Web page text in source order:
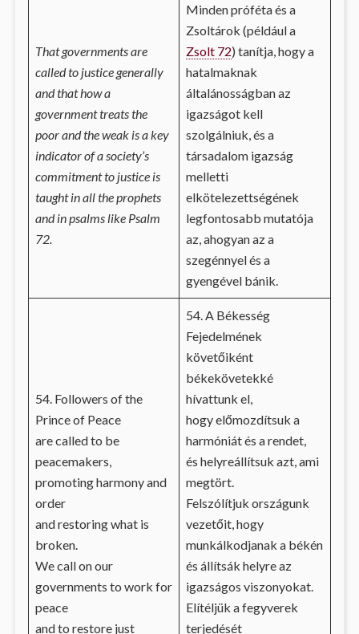
That governments are
called to justice generally
and that how a
government treats the
poor and the weak is a key
indicator of a society’s
commitment to justice is
taught in all the prophets
and in psalms like Psalm
72.
Minden próféta és a
Zsoltárok (például a
Zsolt 72) tanítja, hogy a
hatalmaknak
általánosságban az
igazságot kell
szolgálniuk, és a
társadalom igazság
melletti
elkötelezettségének
legfontosabb mutatója
az, ahogyan az a
szegénnyel és a
gyengével bánik.
54. Followers of the
Prince of Peace
are called to be
peacemakers,
promoting harmony and
order
and restoring what is
broken.
We call on our
governments to work for
peace
and to restore just
54. A Békesség
Fejedelmének
követőiként
békekövetekké
hívattunk el,
hogy előmozdítsuk a
harmóniát és a rendet,
és helyreállítsuk azt, ami
megtört.
Felszólítjuk országunk
vezetőit, hogy
munkálkodjanak a békén
és állítsák helyre az
igazságos viszonyokat.
Elítéljük a fegyverek
terjedését